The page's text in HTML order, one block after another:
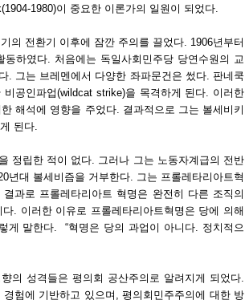
1980)이 중요한 이론가의 일원이 되었다.
의 전환기 이후에 잠깐 주의를 끌었다. 1906년부터
하였다. 처음에는 독일사회민주당 당연수원의 교
. 그는 브레멘에서 다양한 좌파문건은 썼다. 판네쿡
공인파업(wildcat strike)을 목격하게 된다. 이러한
해석에 영향을 주었다. 결과적으로 그는 볼세비키
된다.
정립한 적이 없다. 그러나 그는 노동자계급의 전반
년대 볼세비즘을 거부한다. 그는 프롤레타리아트혁
과로 프롤레타리아트 혁명은 완전히 다른 조직의
. 이러한 이유로 프롤레타리아트혁명은 당에 의해
게 말한다. “혁명은 당의 과업이 아니다. 정치적으
의 성격들은 평의회 공산주의로 알려지게 되었다.
험에 기반하고 있으며, 평의회민주주의에 대한 방